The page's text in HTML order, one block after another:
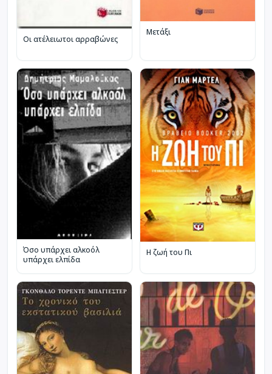
Οι ατέλειωτοι αρραβώνες
Μετάξι
Όσο υπάρχει αλκοόλ
υπάρχει ελπίδα
Η ζωή του Πι